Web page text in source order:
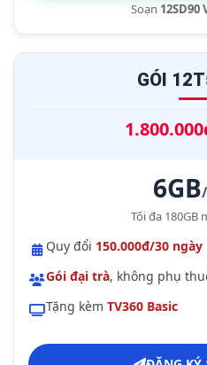
Soạn 12SD90
GÓI
6GB
Tối đa 180GB
Quy đổi 150.000đ/30 ngày
Gói đại trà, không phụ
Tặng kèm TV360 Basic